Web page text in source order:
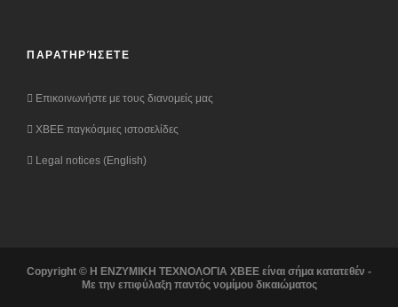
ΠΑΡΑΤΗΡΉΣΕΤΕ
Επικοινωνήστε με τους διανομείς μας
XBEE παγκόσμιες ιστοσελίδες
Legal notices (English)
Copyright © Η ΕΝΖΥΜΙΚΗ ΤΕΧΝΟΛΟΓΙΑ XBEE είναι σήμα κατατεθέν -
Με την επιφύλαξη παντός νομίμου δικαιώματος